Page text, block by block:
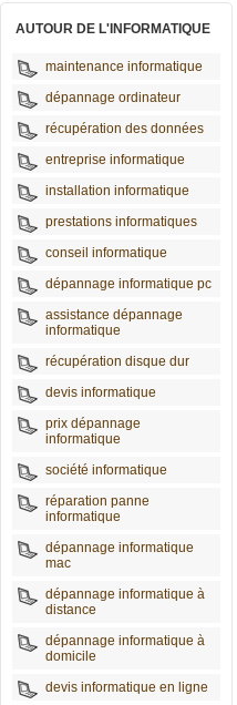
AUTOUR DE L'INFORMATIQUE
maintenance informatique
dépannage ordinateur
récupération des données
entreprise informatique
installation informatique
prestations informatiques
conseil informatique
dépannage informatique pc
assistance dépannage
informatique
récupération disque dur
devis informatique
prix dépannage
informatique
société informatique
réparation panne
informatique
dépannage informatique
mac
dépannage informatique à
distance
dépannage informatique à
domicile
devis informatique en ligne